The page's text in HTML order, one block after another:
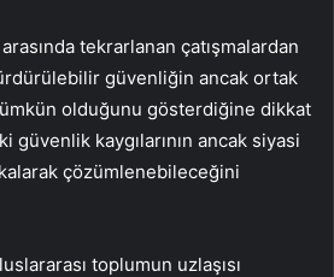
tekrarlanan çatışmalardan
güvenliğin ancak ortak
olduğunu gösterdiğine dikkat
güvenlik kaygılarının ancak siyasi
çözümlenebileceğini
toplumun uzlaşısı